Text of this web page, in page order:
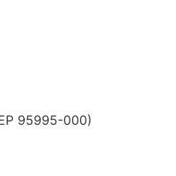
95995-000)